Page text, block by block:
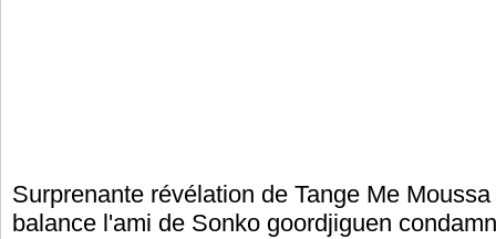
Surprenante révélation de Tange Me
balance l'ami de Sonko goordjiguen